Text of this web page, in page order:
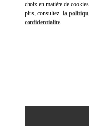
choix en matière de
plus, consultez la
confidentialité.